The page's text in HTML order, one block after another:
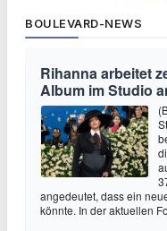
BOULEVARD-NEWS
Rihanna arbeitet
Album im Studio
angedeutet, dass ein
könnte. In der aktuellen